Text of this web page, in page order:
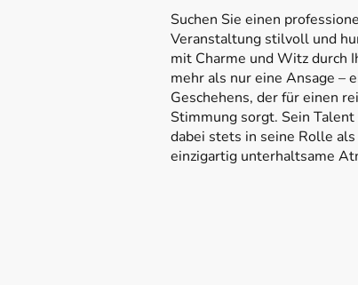
Suchen Sie einen
Veranstaltung stilvoll und
mit Charme und Witz durch
mehr als nur eine Ansage –
Geschehens, der für einen
Stimmung sorgt. Sein Talent
dabei stets in seine Rolle
einzigartig unterhaltsame